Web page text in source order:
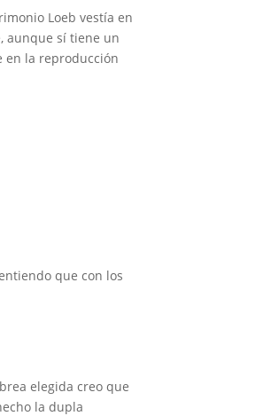
Loeb vestía en
aunque sí tiene un
en la reproducción
que con los
elegida creo que
la dupla